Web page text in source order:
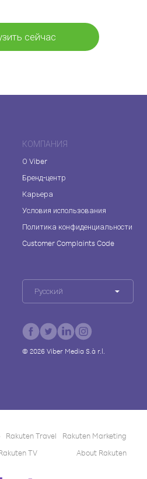
сейчас
КОМПАНИЯ
О Viber
Бренд-центр
Карьера
Условия использования
Политика конфиденциальности
Customer Complaints Code
Русский
© 2026Viber Media S.à r.l.
Rakuten Travel
Rakuten Marketing
TV About Rakuten